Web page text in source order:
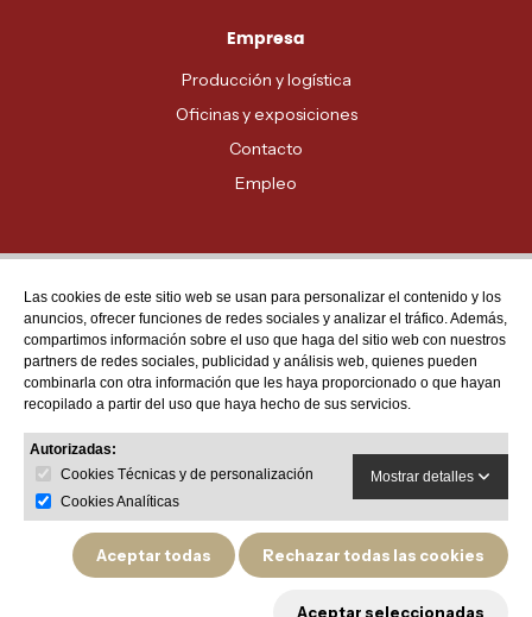
Empresa
Producción y logística
Oficinas y exposiciones
Contacto
Empleo
Atención al cliente
MADRID - 91 678 70 70
BARCELONA - 93 635 28 28
VALENCIA - 96 159 71 61
Las cookies de este sitio web se usan para personalizar el contenido y los
anuncios, ofrecer funciones de redes sociales y analizar el tráfico. Además,
compartimos información sobre el uso que haga del sitio web con nuestros
partners de redes sociales, publicidad y análisis web, quienes pueden
combinarla con otra información que les haya proporcionado o que hayan
recopilado a partir del uso que haya hecho de sus servicios.
Autorizadas:
Cookies Técnicas y de personalización
Cookies Analíticas
Mostrar detalles
Aceptar todas Rechazar todas las cookies
Aceptar seleccionadas